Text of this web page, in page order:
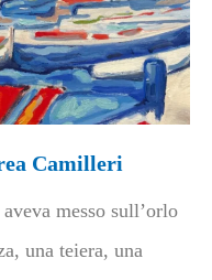
Camilleri
messo sull’orlo
una teiera, una